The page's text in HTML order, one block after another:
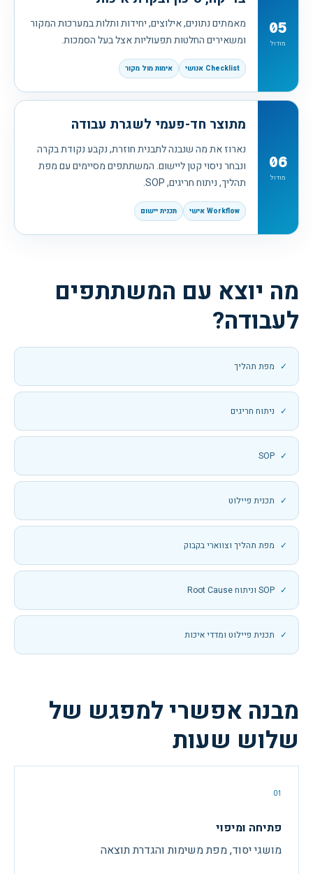
05
מודול
מאמתים נתונים, אילוצים, יחידות ותלות במערכות המקור
ומשאירים החלטות תפעוליות אצל בעל הסמכות.
Checklist אנושי אימות מול מקור
06
מודול
מתוצר חד-פעמי לשגרת עבודה
נארוז את מה שנבנה לתבנית חוזרת, נקבע נקודת בקרה
ונבחר ניסוי קטן ליישום. המשתתפים מסיימים עם מפת
תהליך, ניתוח חריגים, SOP.
Workflow אישי תכנית יישום
מה יוצא עם המשתתפים
לעבודה?
מפת תהליך
ניתוח חריגים
SOP
תכנית פיילוט
מפת תהליך וצווארי בקבוק
SOP וניתוח Root Cause
תכנית פיילוט ומדדי איכות
מבנה אפשרי למפגש של
שלוש שעות
01
פתיחה ומיפוי
מושגי יסוד, מפת משימות והגדרת תוצאה